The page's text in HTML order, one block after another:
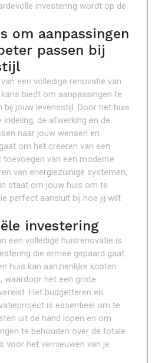
investering wordt op de
om aanpassingen
passen bij
een volledige renovatie van
biedt om aanpassingen te
bij jouw levensstijl. Door het huis
de afwerking en de
naar jouw wensen en
om het creëren van een
van een moderne
van energiezuinige systemen,
staat om jouw huis om te
perfect aansluit bij hoe jij wilt
investering
een volledige huisrenovatie is
die ermee gepaard gaat.
huis kan aanzienlijke kosten
waardoor het een grote
Het budgetteren en
is essentieel om te
uit de hand lopen en om
te behouden over de totale
voor het vernieuwen van je